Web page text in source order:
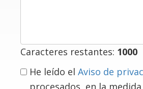
Caracteres restantes: 1000
He leído el Aviso de
procesados, en la